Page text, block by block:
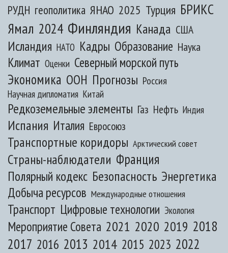
РУДН геополитика ЯНАО 2025 Турция БРИКС
Ямал 2024 Финляндия Канада США
Исландия НАТО Кадры Образование Наука
Климат Оценки Северный морской путь
Экономика ООН Прогнозы Россия
Научная дипломатия Китай
Редкоземельные элементы Газ Нефть Индия
Испания Италия Евросоюз
Транспортные коридоры Арктический совет
Страны-наблюдатели Франция
Полярный кодекс Безопасность Энергетика
Добыча ресурсов Международные отношения
Транспорт Цифровые технологии Экология
Мероприятие Совета 2021 2020 2019 2018
2017 2016 2013 2014 2015 2023 2022